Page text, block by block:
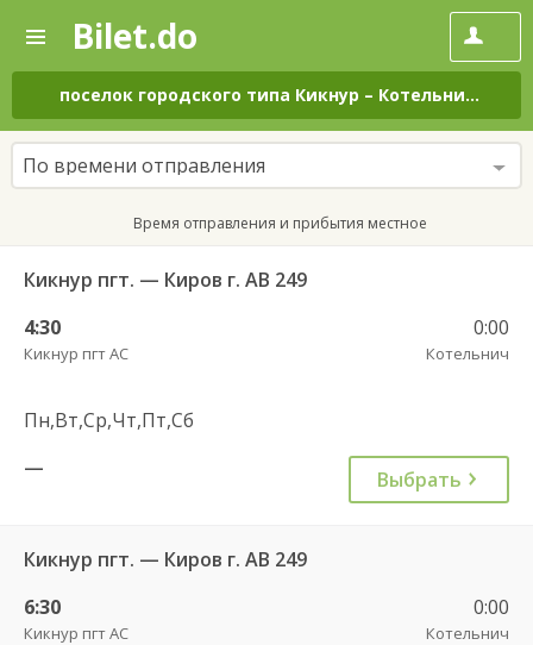
—
Поиск
и
покупка
билетов
на
автобус
онлайн
Bilet.do
поселок городского типа Кикнур – Котельнич
По времени отправления
Время отправления и прибытия местное
Кикнур пгт. — Киров г. АВ 249
4:30
Кикнур пгт АС
0:00
Котельнич
Пн,Вт,Ср,Чт,Пт,Сб
—
Выбрать
Кикнур пгт. — Киров г. АВ 249
6:30
Кикнур пгт АС
0:00
Котельнич